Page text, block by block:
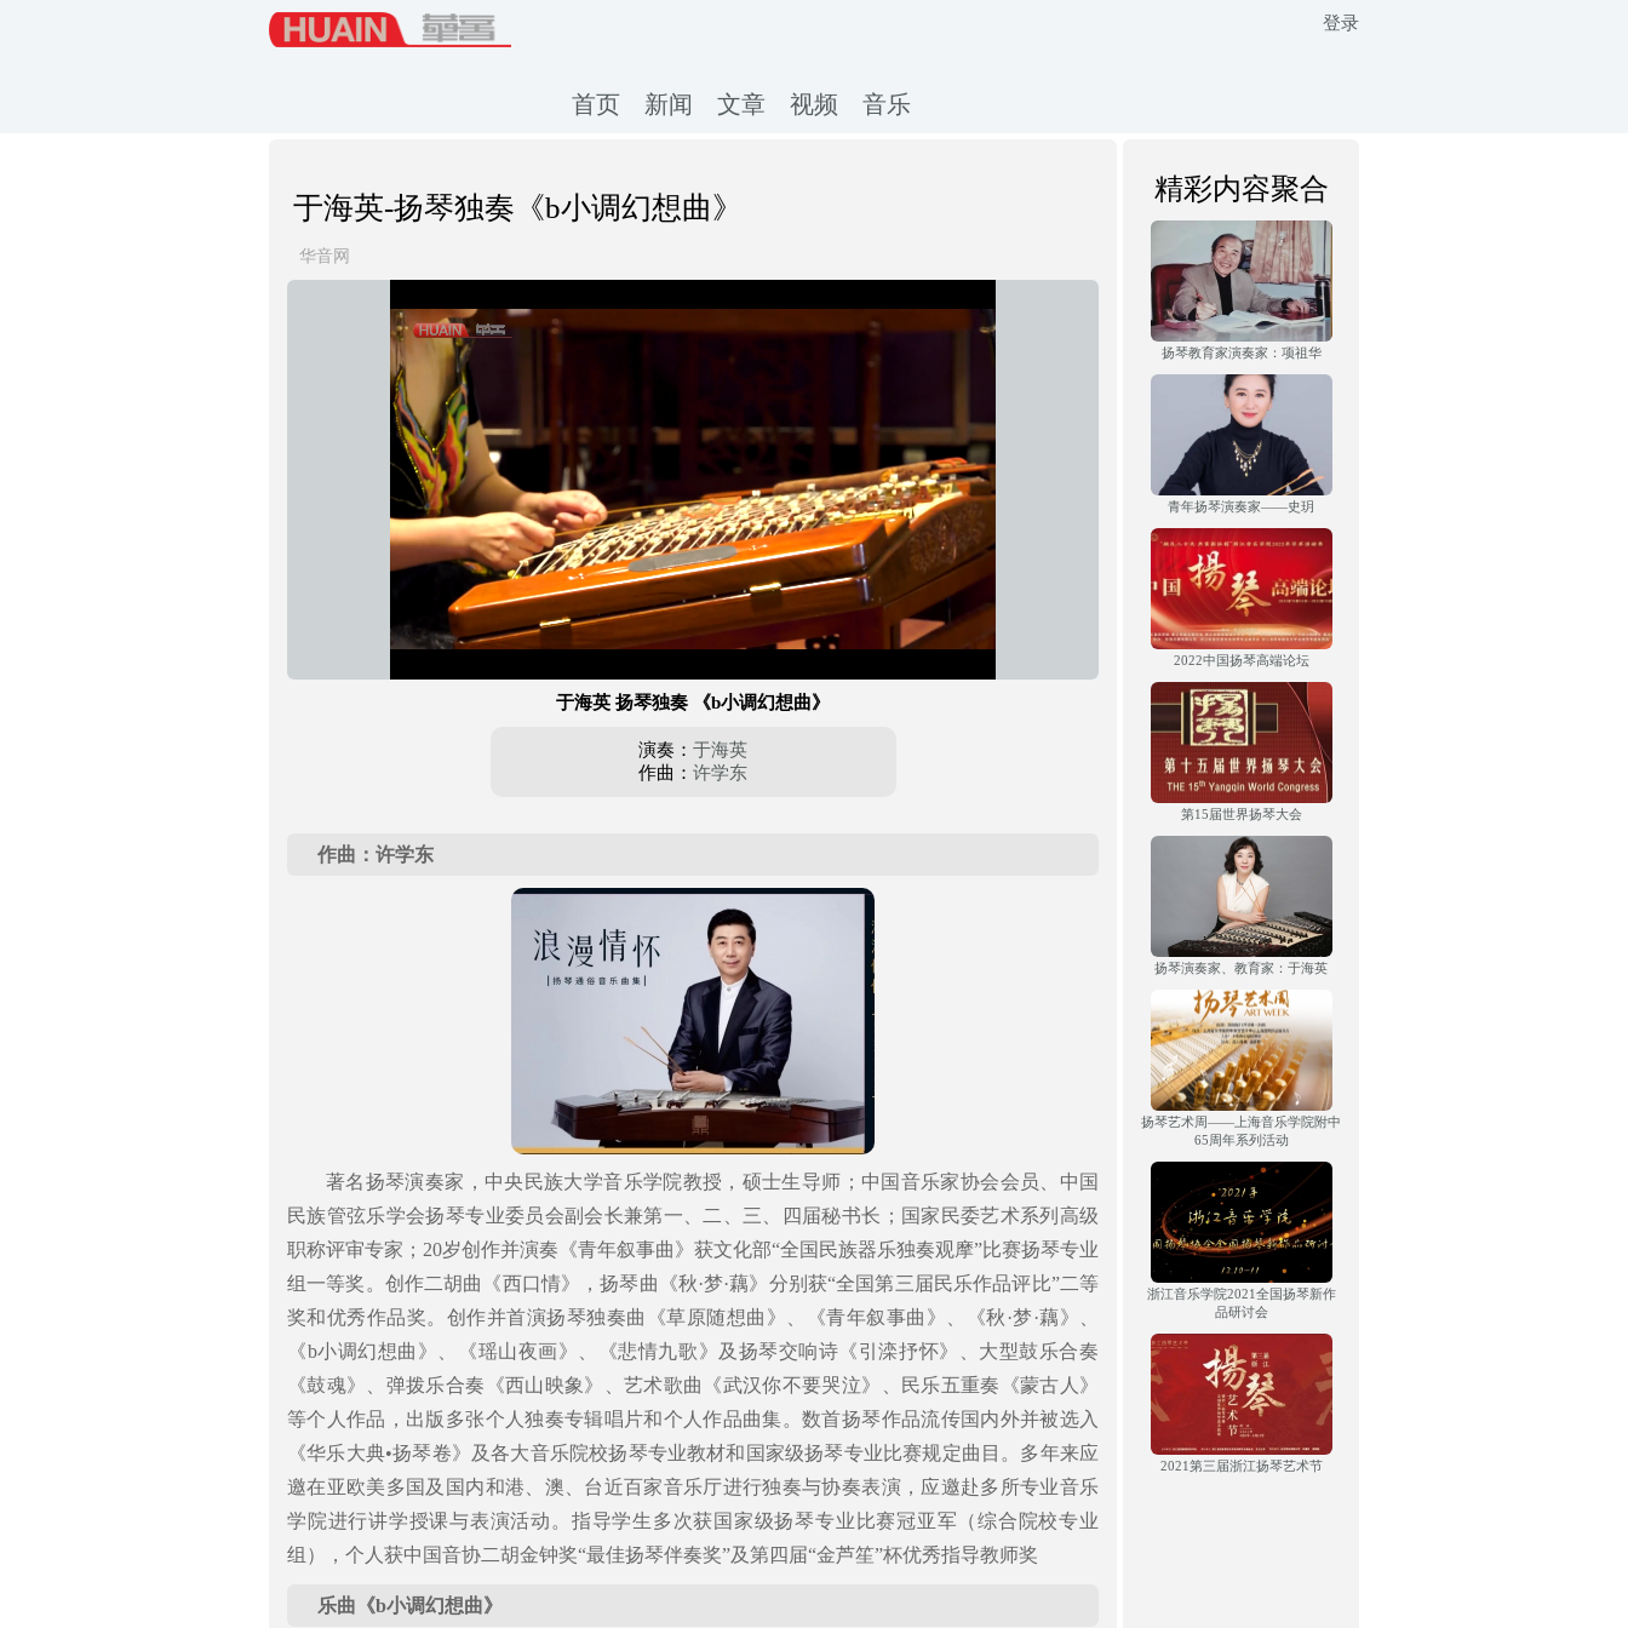
首页 新闻 文章 视频 音乐
登录
于海英-扬琴独奏《b小调幻想曲》
华音网
静
加
载
毕:
进
度:
放
于海英 扬琴独奏 《b小调幻想曲》
演奏： 于海英
作曲： 许学东
作曲：许学东
著名扬琴演奏家，中央民族大学音乐学院教授，硕士生导师；中国音乐家协会会员、中国
民族管弦乐学会扬琴专业委员会副会长兼第一、二、三、四届秘书长；国家民委艺术系列高级
职称评审专家；20岁创作并演奏《青年叙事曲》获文化部“全国民族器乐独奏观摩”比赛扬琴专业
组一等奖。创作二胡曲《西口情》，扬琴曲《秋·梦·藕》分别获“全国第三届民乐作品评比”二等
奖和优秀作品奖。创作并首演扬琴独奏曲《草原随想曲》、《青年叙事曲》、《秋·梦·藕》、
《b小调幻想曲》、《瑶山夜画》、《悲情九歌》及扬琴交响诗《引滦抒怀》、大型鼓乐合奏
《鼓魂》、弹拨乐合奏《西山映象》、艺术歌曲《武汉你不要哭泣》、民乐五重奏《蒙古人》
等个人作品，出版多张个人独奏专辑唱片和个人作品曲集。数首扬琴作品流传国内外并被选入
《华乐大典•扬琴卷》及各大音乐院校扬琴专业教材和国家级扬琴专业比赛规定曲目。多年来应
邀在亚欧美多国及国内和港、澳、台近百家音乐厅进行独奏与协奏表演，应邀赴多所专业音乐
学院进行讲学授课与表演活动。指导学生多次获国家级扬琴专业比赛冠亚军（综合院校专业
组），个人获中国音协二胡金钟奖“最佳扬琴伴奏奖”及第四届“金芦笙”杯优秀指导教师奖
乐曲《b小调幻想曲》
精彩内容聚合
扬琴教育家演奏家：项祖华
青年扬琴演奏家——史玥
2022中国扬琴高端论坛
第15届世界扬琴大会
扬琴演奏家、教育家：于海英
扬琴艺术周——上海音乐学院附中
65周年系列活动
浙江音乐学院2021全国扬琴新作
品研讨会
2021第三届浙江扬琴艺术节